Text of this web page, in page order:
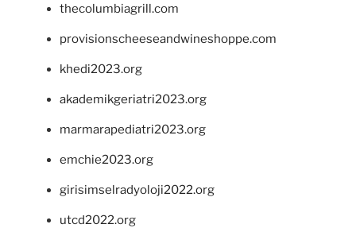
thecolumbiagrill.com
provisionscheeseandwineshoppe.com
khedi2023.org
akademikgeriatri2023.org
marmarapediatri2023.org
emchie2023.org
girisimselradyoloji2022.org
utcd2022.org